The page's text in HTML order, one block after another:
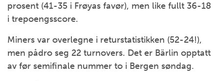
prosent (41-35 i Frøyas favør), men like fullt 36-18
i trepoengsscore.
Miners var overlegne i returstatistikken (52-24!),
men pådro seg 22 turnovers. Det er Bärlin opptatt
av før semifinale nummer to i Bergen søndag.